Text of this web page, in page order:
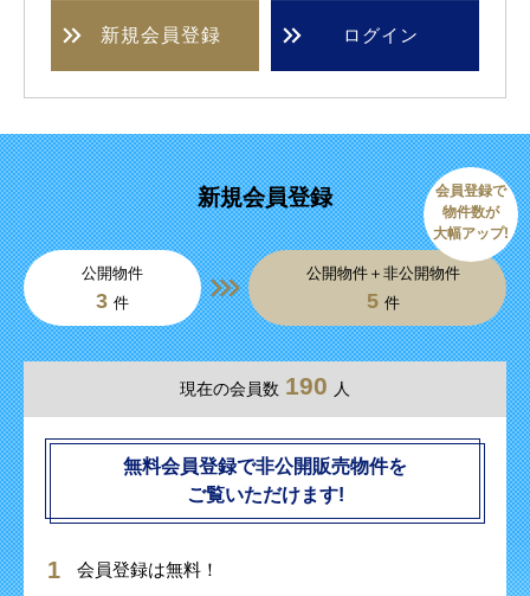
新規会員登録 ログイン
新規会員登録
公開物件
3 件
公開物件＋非公開物件
5 件
会員登録で
物件数が
大幅アップ!
現在の会員数 190 人
無料会員登録で非公開販売物件を
ご覧いただけます!
会員登録は無料！